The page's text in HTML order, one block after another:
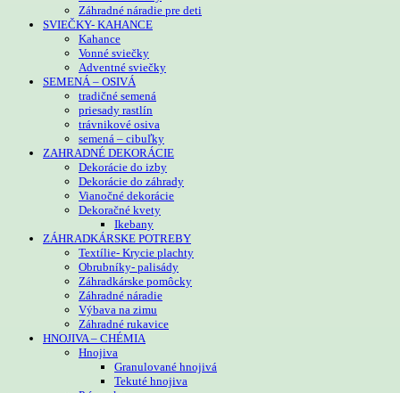
Záhradné náradie pre deti
SVIEČKY- KAHANCE
Kahance
Vonné sviečky
Adventné sviečky
SEMENÁ – OSIVÁ
tradičné semená
priesady rastlín
trávnikové osiva
semená – cibuľky
ZAHRADNÉ DEKORÁCIE
Dekorácie do izby
Dekorácie do záhrady
Vianočné dekorácie
Dekoračné kvety
Ikebany
ZÁHRADKÁRSKE POTREBY
Textílie- Krycie plachty
Obrubníky- palisády
Záhradkárske pomôcky
Záhradné náradie
Výbava na zimu
Záhradné rukavice
HNOJIVA – CHÉMIA
Hnojiva
Granulované hnojivá
Tekuté hnojiva